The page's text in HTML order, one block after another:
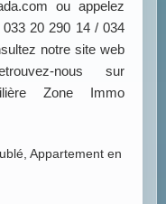
ou appelez
20 290 14 / 034
notre site web
nous sur
Zone Immo
Appartement en